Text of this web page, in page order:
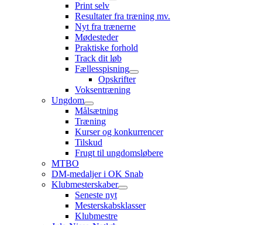
Print selv
Resultater fra træning mv.
Nyt fra trænerne
Mødesteder
Praktiske forhold
Track dit løb
Fællesspisning
Opskrifter
Voksentræning
Ungdom
Målsætning
Træning
Kurser og konkurrencer
Tilskud
Frugt til ungdomsløbere
MTBO
DM-medaljer i OK Snab
Klubmesterskaber
Seneste nyt
Mesterskabsklasser
Klubmestre